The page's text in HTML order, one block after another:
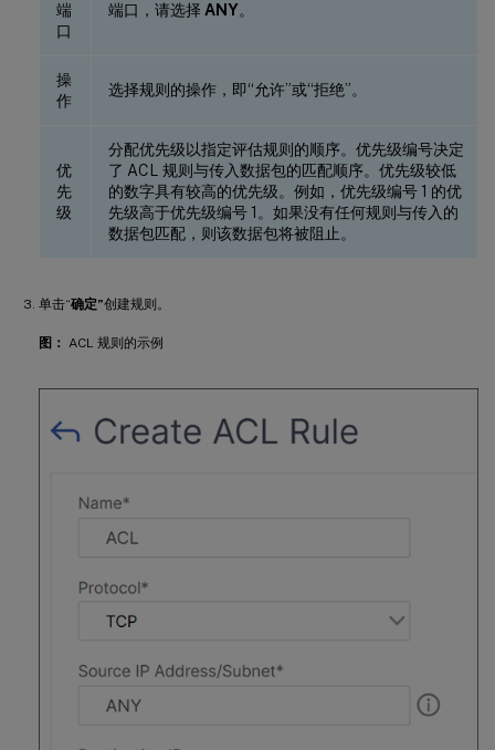
端
口
端口，请选择 ANY。
操
作
选择规则的操作，即“允许”或“拒绝”。
优
先
级
分配优先级以指定评估规则的顺序。优先级编号决定
了 ACL 规则与传入数据包的匹配顺序。优先级较低
的数字具有较高的优先级。例如，优先级编号 1 的优
先级高于优先级编号 1。如果没有任何规则与传入的
数据包匹配，则该数据包将被阻止。
单击“确定”创建规则。
图： ACL 规则的示例